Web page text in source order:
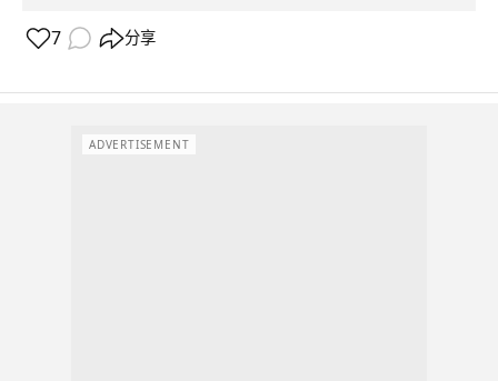
7 分享
ADVERTISEMENT